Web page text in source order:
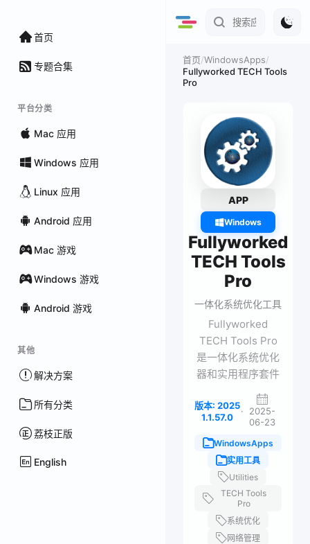
首页
专题合集
平台分类
Mac 应用
Windows 应用
Linux 应用
Android 应用
Mac 游戏
Windows 游戏
Android 游戏
其他
解决方案
所有分类
荔枝正版
English
首页/WindowsApps/
Fullyworked TECH Tools
Pro
APP
Windows
Fullyworked
TECH Tools
Pro
一体化系统优化工具
Fullyworked
TECH Tools Pro
是一体化系统优化
器和实用程序套件
版本: 2025
1.1.57.0
·
2025-
06-23
WindowsApps
实用工具
Utilities
TECH Tools
Pro
系统优化
网络管理